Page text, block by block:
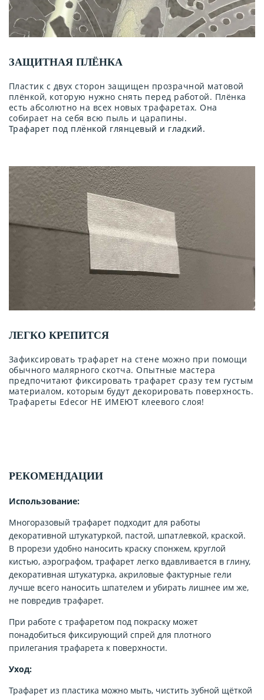
ЗАЩИТНАЯ ПЛЁНКА
Пластик с двух сторон защищен прозрачной матовой
плёнкой, которую нужно снять перед работой. Плёнка
есть абсолютно на всех новых трафаретах. Она
собирает на себя всю пыль и царапины.
Трафарет под плёнкой глянцевый и гладкий.
ЛЕГКО КРЕПИТСЯ
Зафиксировать трафарет на стене можно при помощи
обычного малярного скотча. Опытные мастера
предпочитают фиксировать трафарет сразу тем густым
материалом, которым будут декорировать поверхность.
Трафареты Edecor НЕ ИМЕЮТ клеевого слоя!
РЕКОМЕНДАЦИИ
Использование:
Многоразовый трафарет подходит для работы
декоративной штукатуркой, пастой, шпатлевкой, краской.
В прорези удобно наносить краску спонжем, круглой
кистью, аэрографом, трафарет легко вдавливается в глину,
декоративная штукатурка, акриловые фактурные гели
лучше всего наносить шпателем и убирать лишнее им же,
не повредив трафарет.
При работе с трафаретом под покраску может
понадобиться фиксирующий спрей для плотного
прилегания трафарета к поверхности.
Уход:
Трафарет из пластика можно мыть, чистить зубной щёткой